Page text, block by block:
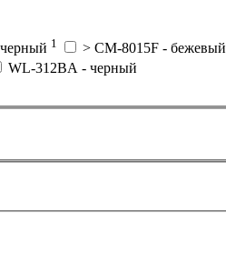
1 > CM-8015F - бежевый
WL-312BA - черный